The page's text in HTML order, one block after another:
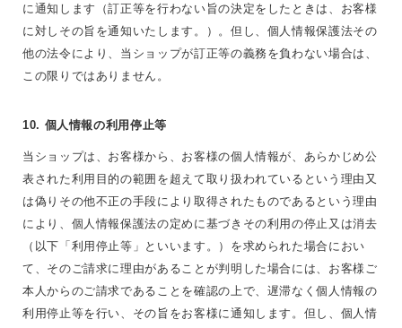
に通知します（訂正等を行わない旨の決定をしたときは、お客様
に対しその旨を通知いたします。）。但し、個人情報保護法その
他の法令により、当ショップが訂正等の義務を負わない場合は、
この限りではありません。
10. 個人情報の利用停止等
当ショップは、お客様から、お客様の個人情報が、あらかじめ公
表された利用目的の範囲を超えて取り扱われているという理由又
は偽りその他不正の手段により取得されたものであるという理由
により、個人情報保護法の定めに基づきその利用の停止又は消去
（以下「利用停止等」といいます。）を求められた場合におい
て、そのご請求に理由があることが判明した場合には、お客様ご
本人からのご請求であることを確認の上で、遅滞なく個人情報の
利用停止等を行い、その旨をお客様に通知します。但し、個人情